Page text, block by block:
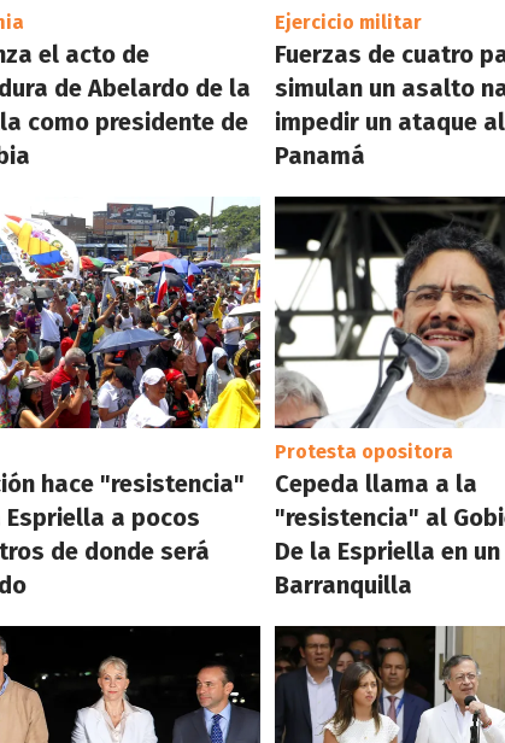
el acto de
de Abelardo de la
como presidente de
Ejercicio militar
Fuerzas de cuatro
simulan un asalto
impedir un ataque
Panamá
hace "resistencia"
Espriella a pocos
de donde será
Protesta opositora
Cepeda llama a la
"resistencia" al
De la Espriella en
Barranquilla